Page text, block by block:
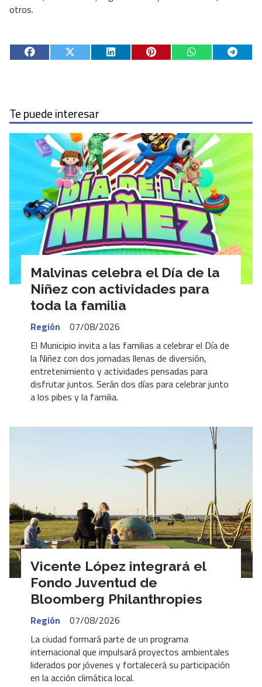
otros.
Te puede interesar
Malvinas celebra el Día de la
Niñez con actividades para
toda la familia
Región
07/08/2026
El Municipio invita a las familias a celebrar el Día de
la Niñez con dos jornadas llenas de diversión,
entretenimiento y actividades pensadas para
disfrutar juntos. Serán dos días para celebrar junto
a los pibes y la familia.
Vicente López integrará el
Fondo Juventud de
Bloomberg Philanthropies
Región
07/08/2026
La ciudad formará parte de un programa
internacional que impulsará proyectos ambientales
liderados por jóvenes y fortalecerá su participación
en la acción climática local.